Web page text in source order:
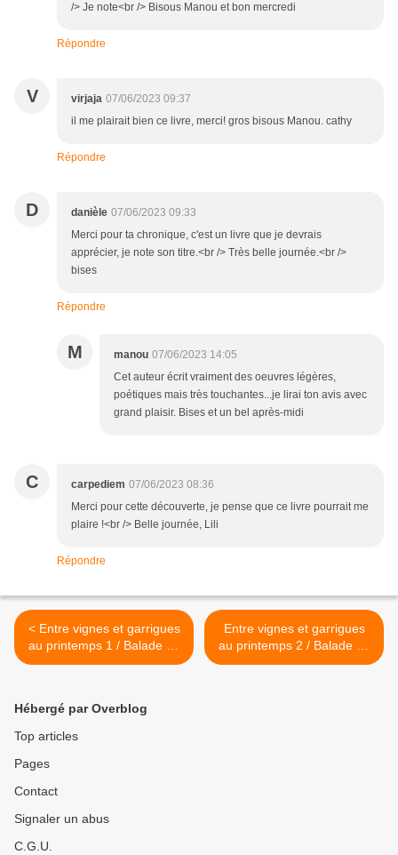
/> Je note<br /> Bisous Manou et bon mercredi
Répondre
V virjaja 07/06/2023 09:37
il me plairait bien ce livre, merci! gros bisous Manou. cathy
Répondre
D danièle 07/06/2023 09:33
Merci pour ta chronique, c'est un livre que je devrais
apprécier, je note son titre.<br /> Très belle journée.<br />
bises
Répondre
M manou 07/06/2023 14:05
Cet auteur écrit vraiment des oeuvres légères,
poétiques mais très touchantes...je lirai ton avis avec
grand plaisir. Bises et un bel après-midi
C carpediem 07/06/2023 08:36
Merci pour cette découverte, je pense que ce livre pourrait me
plaire !<br /> Belle journée, Lili
Répondre
< Entre vignes et garrigues
au printemps 1 / Balade en
Provence
Entre vignes et garrigues
au printemps 2 / Balade en
Provence >
Hébergé par Overblog
Top articles
Pages
Contact
Signaler un abus
C.G.U.